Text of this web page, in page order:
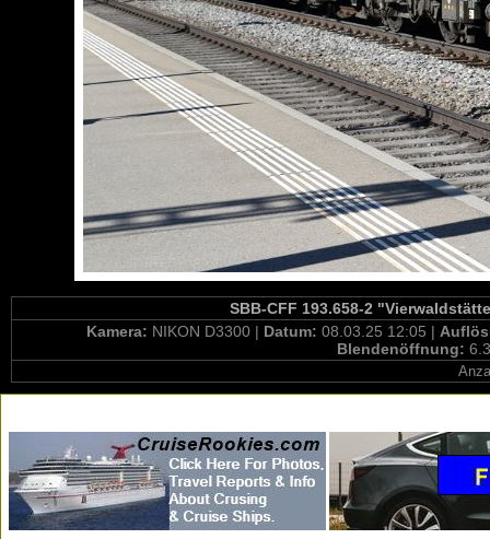
SBB-CFF 193.658-2
Kamera: NIKON D3300 | Datum: 08.03.25 12:05 |
Blendenöffnung: